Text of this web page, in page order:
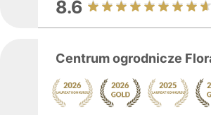
8.6
Centrum ogrodnicze